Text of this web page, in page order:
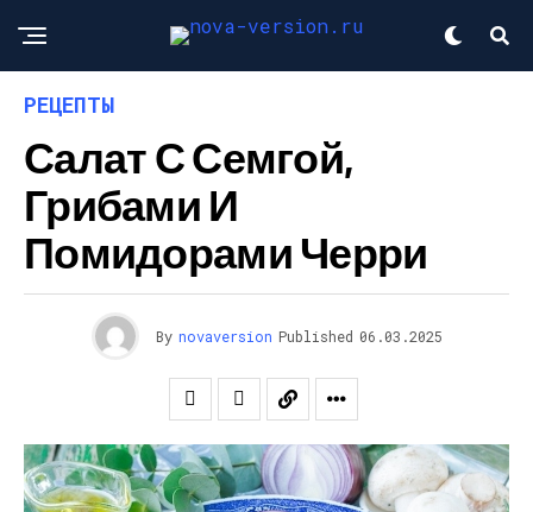
РЕЦЕПТЫ
Салат С Семгой,
Грибами И
Помидорами Черри
By novaversion Published 06.03.2025